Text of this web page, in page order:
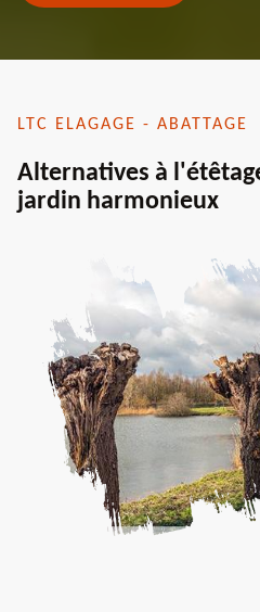
LTC ELAGAGE - ABATTAGE
Alternatives à
jardin harmonieux